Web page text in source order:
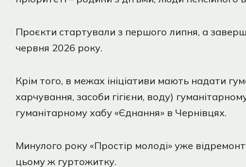
Проєкти стартували з першого липня, а
червня 2026 року.
Крім того, в межах ініціативи мають надати
харчування, засоби гігієни, воду)
гуманітарному хабу «Єднання» в Чернівцях.
Минулого року «Простір молоді» уже
цьому ж гуртожитку.